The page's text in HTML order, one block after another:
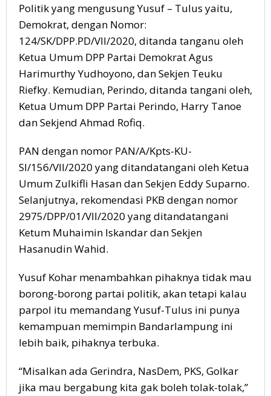
Politik yang mengusung Yusuf – Tulus yaitu,
Demokrat, dengan Nomor:
124/SK/DPP.PD/VII/2020, ditanda tanganu oleh
Ketua Umum DPP Partai Demokrat Agus
Harimurthy Yudhoyono, dan Sekjen Teuku
Riefky. Kemudian, Perindo, ditanda tangani oleh,
Ketua Umum DPP Partai Perindo, Harry Tanoe
dan Sekjend Ahmad Rofiq.
PAN dengan nomor PAN/A/Kpts-KU-
SI/156/VII/2020 yang ditandatangani oleh Ketua
Umum Zulkifli Hasan dan Sekjen Eddy Suparno.
Selanjutnya, rekomendasi PKB dengan nomor
2975/DPP/01/VII/2020 yang ditandatangani
Ketum Muhaimin Iskandar dan Sekjen
Hasanudin Wahid.
Yusuf Kohar menambahkan pihaknya tidak mau
borong-borong partai politik, akan tetapi kalau
parpol itu memandang Yusuf-Tulus ini punya
kemampuan memimpin Bandarlampung ini
lebih baik, pihaknya terbuka.
“Misalkan ada Gerindra, NasDem, PKS, Golkar
jika mau bergabung kita gak boleh tolak-tolak,”